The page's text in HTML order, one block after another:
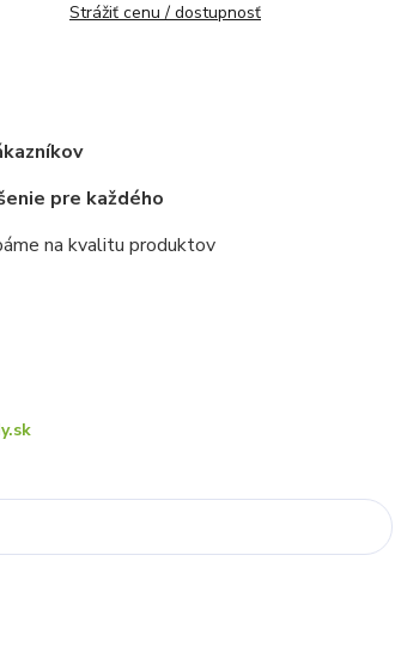
Strážiť cenu / dostupnosť
pre každého
na kvalitu produktov